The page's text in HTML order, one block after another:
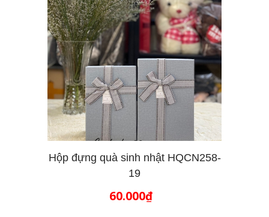
Hộp đựng quà sinh nhật HQCN258-
19
60.000₫